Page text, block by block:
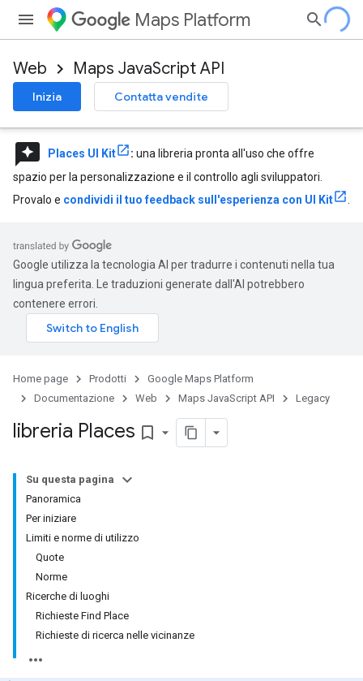
Maps Platform
Web Maps JavaScript API
Inizia Contatta vendite
reviews Places UI Kit : una libreria pronta all'uso che offre
spazio per la personalizzazione e il controllo agli sviluppatori.
Provalo e condividi il tuo feedback sull'esperienza con UI Kit .
Google utilizza la tecnologia AI per tradurre i contenuti nella tua
lingua preferita. Le traduzioni generate dall'AI potrebbero
contenere errori.
Home page Prodotti
Google Maps Platform
Documentazione
Web Maps JavaScript API Legacy
libreria Places bookmark_border
Su questa pagina
Panoramica
Per iniziare
Limiti e norme di utilizzo
Quote
Norme
Ricerche di luoghi
Richieste Find Place
Richieste di ricerca nelle vicinanze